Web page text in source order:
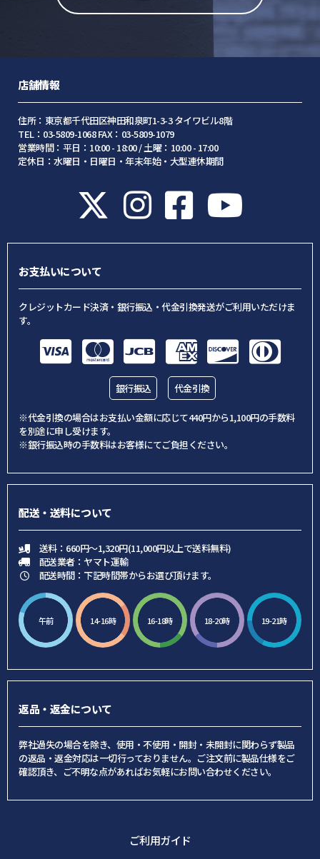
店舗情報
住所：東京都千代田区神田和泉町1-3-3 タイワビル8階
TEL：03-5809-1068 FAX：03-5809-1079
営業時間：平日：10:00 - 18:00 / 土曜：10:00 - 17:00
定休日：水曜日・日曜日・年末年始・大型連休期間
お支払いについて
クレジットカード決済・銀行振込・代金引換発送がご利用いただけま
す。
銀行振込 代金引換
※代金引換の場合はお支払い金額に応じて440円から1,100円の手数料
を別途に申し受けます。
※銀行振込時の手数料はお客様にてご負担ください。
配送・送料について
送料：660円～1,320円(11,000円以上で送料無料)
配送業者：ヤマト運輸
配送時間：下記時間帯からお選び頂けます。
午前 14-16時 16-18時 18-20時 19-21時
返品・返金について
弊社過失の場合を除き、使用・不使用・開封・未開封に関わらず製品
の返品・返金対応は一切行っておりません。ご注文前に製品仕様をご
確認頂き、ご不明な点があればお気軽にお問い合わせください。
ご利用ガイド